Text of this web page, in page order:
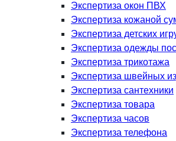
Экспертиза окон ПВХ
Экспертиза кожаной
Экспертиза детских
Экспертиза одежды
Экспертиза трикотажа
Экспертиза швейных
Экспертиза сантехники
Экспертиза товара
Экспертиза часов
Экспертиза телефона